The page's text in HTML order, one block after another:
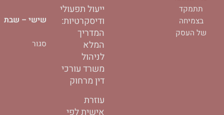
תתמקד
בצמיחה
של העסק
ייעול תפעולי
ודיסקרטיות:
המדריך
המלא
לניהול
משרד עורכי
דין מרחוק
עוזרת
שישי – שבת
סגור